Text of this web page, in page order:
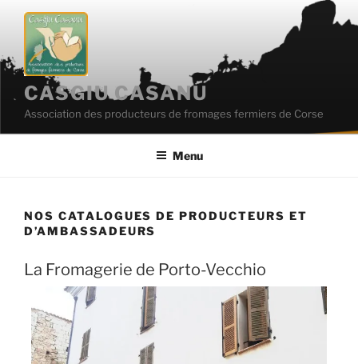
Aller
contenu
principal
CASGIU CASANU
Association des producteurs de fromages fermiers de Corse
Menu
NOS CATALOGUES DE PRODUCTEURS ET
D’AMBASSADEURS
La Fromagerie de Porto-Vecchio